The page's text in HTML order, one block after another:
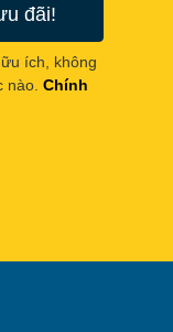
đãi!
ích, không
nào. Chính